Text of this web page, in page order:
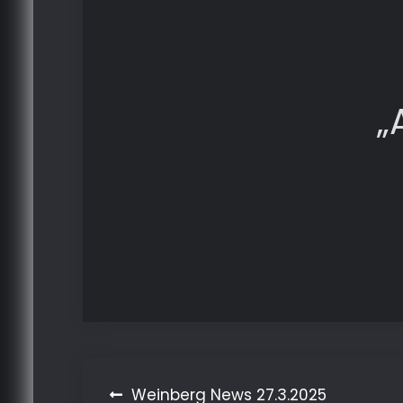
Weinberg News 27.3.2025